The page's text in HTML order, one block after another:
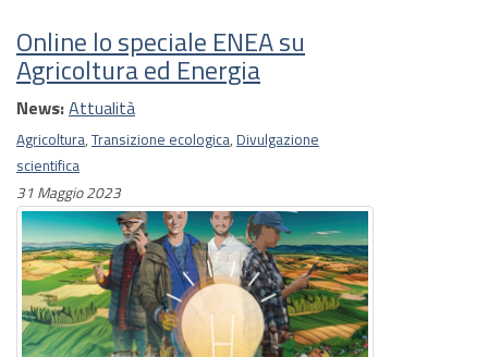
Online lo speciale ENEA su
Agricoltura ed Energia
News:Attualità
Agricoltura, Transizione ecologica, Divulgazione
scientifica
31 Maggio 2023